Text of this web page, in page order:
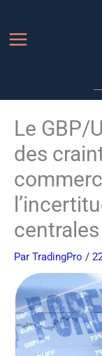
contenu
Le GBP/
des
centrales
Par TradingPro /